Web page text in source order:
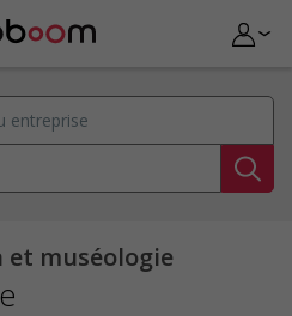
et muséologie